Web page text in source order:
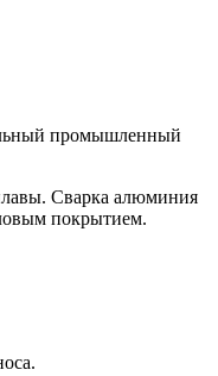
промышленный
Сварка алюминия
покрытием.